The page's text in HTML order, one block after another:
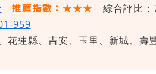
推薦指數：★★★
綜合評比
959
花蓮縣、吉安、玉里、新城、壽